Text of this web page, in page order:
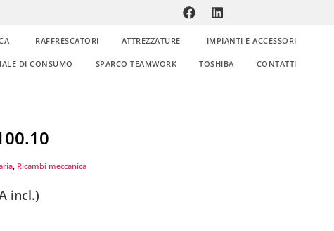
RAFFRESCATORI ATTREZZATURE IMPIANTI E ACCESSORI
DI CONSUMO SPARCO TEAMWORK TOSHIBA CONTATTI
, Ricambi meccanica
incl.)